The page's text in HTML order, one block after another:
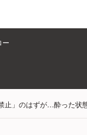
ー
禁止」のはずが…酔った